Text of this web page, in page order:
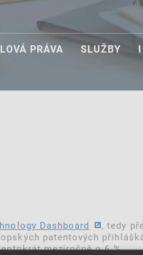
PRÁVA SLUŽBY
Dashboard
, tedy
patentových
meziročně o 6 %.